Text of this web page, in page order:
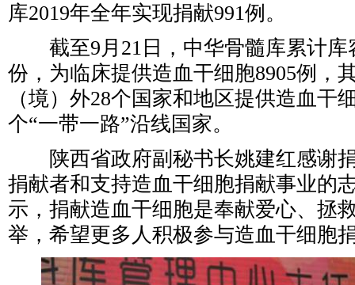
库2019年全年实现捐献991例。
截至9月21日，中华骨髓库累计库
份，为临床提供造血干细胞8905例，
（境）外28个国家和地区提供造血干
个“一带一路”沿线国家。
陕西省政府副秘书长姚建红感谢
捐献者和支持造血干细胞捐献事业的
示，捐献造血干细胞是奉献爱心、拯
举，希望更多人积极参与造血干细胞